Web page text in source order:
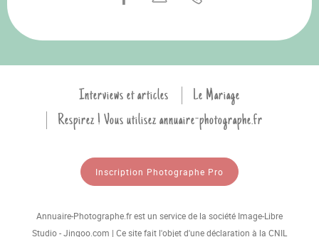
Interviews et articles
Le Mariage
Respirez ! Vous utilisez annuaire-photographe.fr
Inscription Photographe Pro
Annuaire-Photographe.fr est un service de la société Image-Libre
Studio - Jingoo.com | Ce site fait l'objet d'une déclaration à la CNIL